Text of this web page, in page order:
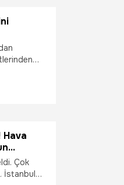
ve il il
ise
Çok
İstanbul